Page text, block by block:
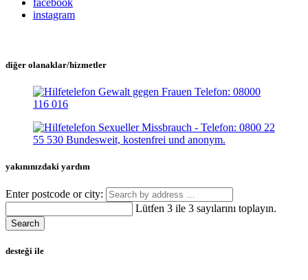
instagram
diğer olanaklar/hizmetler
yakınınızdaki yardım
Enter postcode or city:
Lütfen 3 ile 3 sayılarını toplayın.
Search
desteği ile